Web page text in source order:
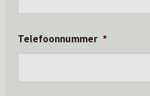
Telefoonnummer *